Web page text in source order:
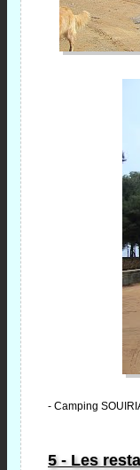
- Camping
5 - Les